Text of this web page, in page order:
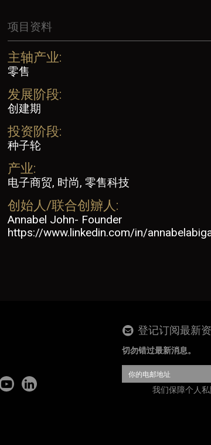
项目资料
主轴产业:
零售
发展阶段:
创建期
投资阶段:
种子轮
产业:
电子商贸, 时尚, 零售科技
创始人/联合创辧人:
Annabel John- Founder
https://www.linkedin.com/in/
登记订阅最新
切勿错过最新消息。
我们保障个人